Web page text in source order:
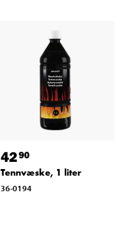
4290
Tennvæske, 1 liter
36-0194